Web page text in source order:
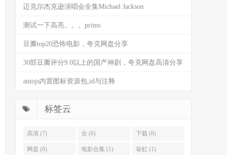
即玩）
迈克尔杰克逊演唱会全集Michael Jackson
测试一下高亮。。。prims
豆瓣top20恐怖电影，夸克网盘分享
30部豆瓣评分9.0以上的国产神剧，夸克网盘高清分享
autojs内置图标资源包,id与注释
标签云
高清 (7) 合 (0) 下载 (8)
网盘 (8) 电影合集 (1) 翁虹 (1)